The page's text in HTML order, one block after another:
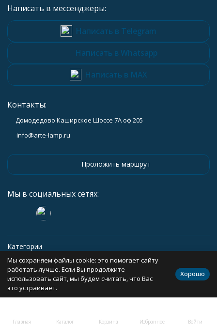
Главная Каталог Корзина Избранное Войти
Написать в мессенджеры:
Написать в Telegram
Написать в Whatsapp
Написать в MAX
Контакты:
Домодедово Каширское Шоссе 7А оф 205
info@arte-lamp.ru
Проложить маршрут
Мы в социальных сетях:
Категории
Информация
Политика персональных данных Карта сайта
Мы сохраняем файлы cookie: это помогает сайту
работать лучше. Если Вы продолжите
использовать сайт, мы будем считать, что Вас
это устраивает.
Хорошо